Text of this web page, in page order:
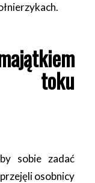
toku
sobie zadać
osobnicy